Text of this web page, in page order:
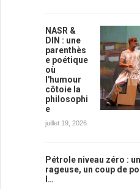
NASR &
DIN : une
parenthès
e poétique
où
l'humour
côtoie la
philosophi
e
juillet 19, 2026
Pétrole niveau zéro :
rageuse, un coup de
l…